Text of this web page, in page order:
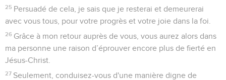
25 Persuadé de cela, je sais que je resterai et demeurerai
avec vous tous, pour votre progrès et votre joie dans la foi.
26 Grâce à mon retour auprès de vous, vous aurez alors dans
ma personne une raison d’éprouver encore plus de fierté en
Jésus-Christ.
27 Seulement, conduisez-vous d'une manière digne de